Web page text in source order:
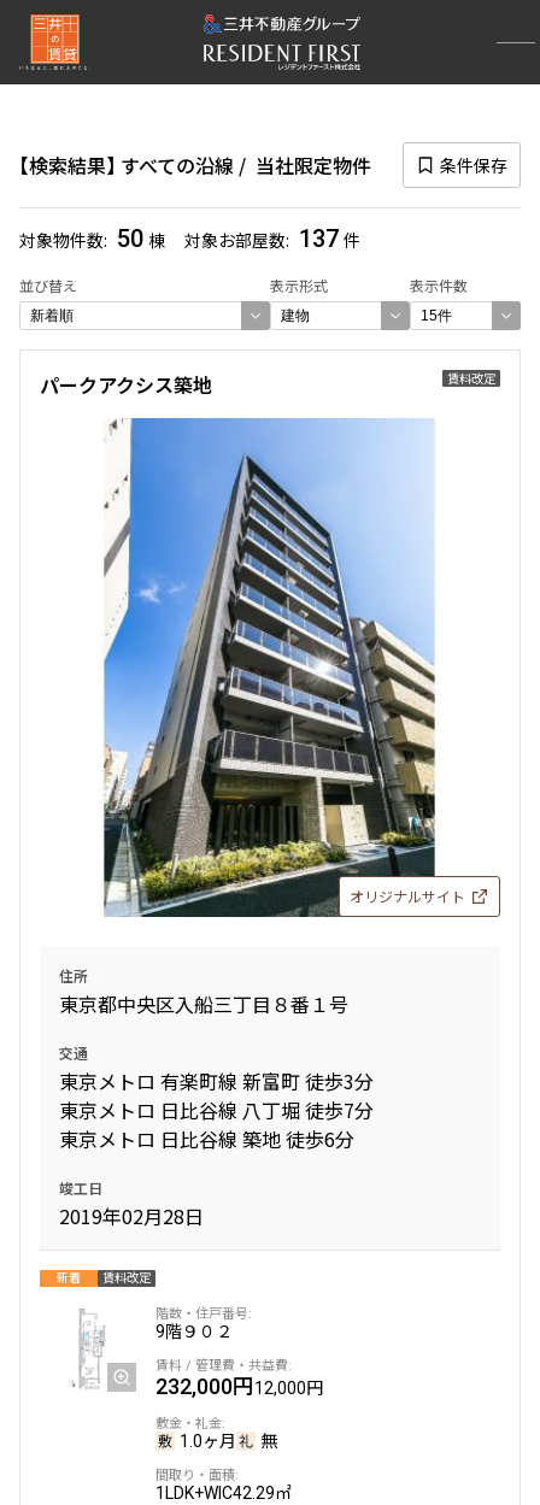
検索結果 すべての沿線 当社限定物件 条件保存
対象物件数 50 棟 対象お部屋数 137 件
並び替え 表示形式 表示件数
再検索ナビゲーション
選択中の路線
すべての沿線
(4728)
選び方を変更する
検索対象お部屋数
137件
お部屋を再検索
検索結果の絞り込み
〜
管理費/共益費含む
礼金１ヶ月以下
フリーレント付き
間取り
1R〜1K
1DK〜1LDK
2LDK
4LDK〜
専有面積
築年数
指定なし
1年以内
3年以内
5年以内
10年以内
30年以内
賃料改定
パークアクシス築地
オリジナルサイト
住所
東京都中央区入船三丁目８番１号
交通
東京メトロ 有楽町線 新富町 徒歩3分
東京メトロ 日比谷線 八丁堀 徒歩7分
東京メトロ 日比谷線 築地 徒歩6分
竣工日
2019年02月28日
新着 賃料改定
9階９０２
232,000円12,000円
1.0ヶ月 無
1LDK+WIC42.29㎡